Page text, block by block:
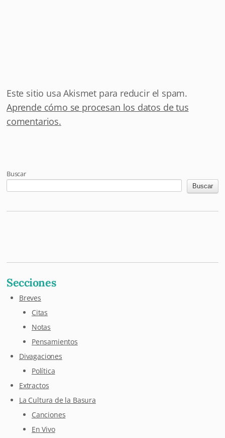
Este sitio usa Akismet para reducir el spam.
Aprende cómo se procesan los datos de tus
comentarios.
Buscar
Buscar
Secciones
Breves
Citas
Notas
Pensamientos
Divagaciones
Política
Extractos
La Cultura de la Basura
Canciones
En Vivo